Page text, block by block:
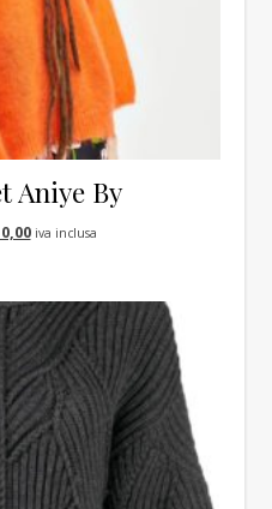
Aniye By
originale era: €220,00.
Il prezzo attuale è: €110,00.
iva inclusa